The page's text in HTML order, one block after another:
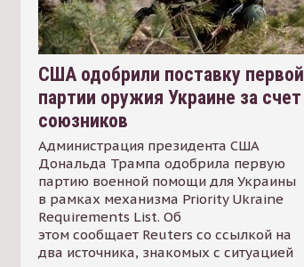
США одобрили поставку первой
партии оружия Украине за счет
союзников
Администрация президента США
Дональда Трампа одобрила первую
партию военной помощи для Украины
в рамках механизма Priority Ukraine
Requirements List. Об
этом сообщает Reuters со ссылкой на
два источника, знакомых с ситуацией